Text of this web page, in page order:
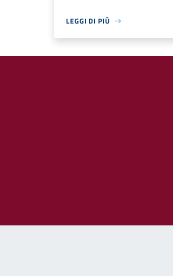
LEGGI DI PIÙ